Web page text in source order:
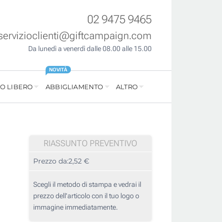
02 9475 9465
Da lunedì a venerdì dalle 08.00 alle 15.00
LIBERO ABBIGLIAMENTO
NOVITÀ
ALTRO
RIASSUNTO PREVENTIVO
Prezzo da:2,52 €
Scegli il metodo di stampa e vedrai il
prezzo dell'articolo con il tuo logo o
immagine immediatamente.